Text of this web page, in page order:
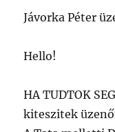
Jávorka Péter
Hello!
HA TUDTOK
kiteszitek